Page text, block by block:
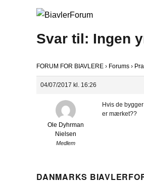
Svar til: Ingen
FORUM FOR BIAVLERE › Forums ›
04/07/2017 kl. 16:26
Ole Dyhrman
Nielsen
Medlem
Hvis de
er mærket??
DANMARKS